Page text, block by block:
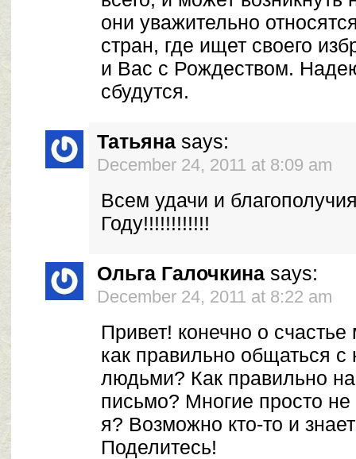
они уважительно
стран, где ищет своего
и Вас с Рождеством.
сбудутся.
Татьяна says:
December 24, 2011 at 8:09 am
Всем удачи и
Году!!!!!!!!!!!!
Ольга Галочкина says:
December 24, 2011 at 8:22 am
Привет! конечно о
как правильно общаться
людьми? Как правильно
письмо? Многие просто
я? Возможно кто-то и
Поделитесь!